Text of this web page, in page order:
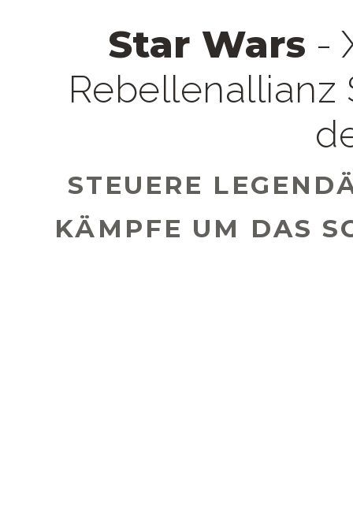
Star Wars -
STEUERE
KÄMPFE UM DAS